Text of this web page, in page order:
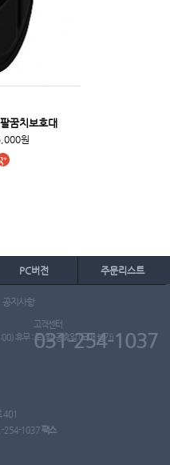
꿈치보호대
원
PC버전 주문리스트
공지사항
휴무 : 토, 일, 공휴일 (도매 불가)
고객센터
031-254-1037
401
254-1037팩스